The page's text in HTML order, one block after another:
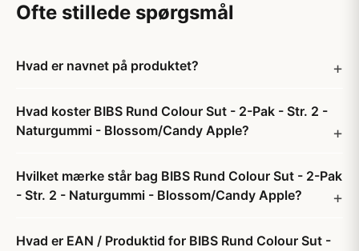
Ofte stillede spørgsmål
Hvad er navnet på produktet?
Hvad koster BIBS Rund Colour Sut - 2-Pak - Str. 2 -
Naturgummi - Blossom/Candy Apple?
Hvilket mærke står bag BIBS Rund Colour Sut - 2-Pak
- Str. 2 - Naturgummi - Blossom/Candy Apple?
Hvad er EAN / Produktid for BIBS Rund Colour Sut -